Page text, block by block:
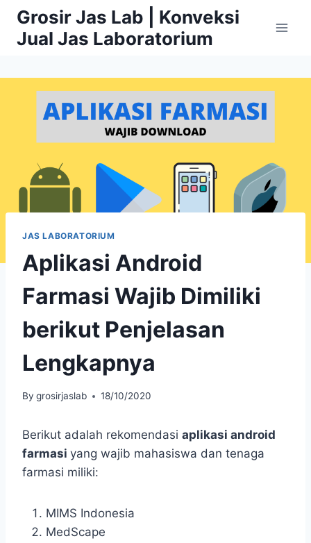
Skip
content
Grosir Jas Lab | Konveksi
Jual Jas Laboratorium
JAS LABORATORIUM
Aplikasi Android
Farmasi Wajib Dimiliki
berikut Penjelasan
Lengkapnya
By grosirjaslab 18/10/2020
Berikut adalah rekomendasi aplikasi android
farmasi yang wajib mahasiswa dan tenaga
farmasi miliki:
MIMS Indonesia
MedScape